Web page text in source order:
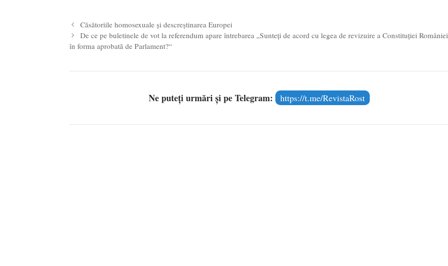
Căsătoriile homosexuale și descreștinarea Europei
De ce pe buletinele de vot la referendum apare întrebarea „Sunteţi de acord cu legea de revizuire a Constituţiei României
în forma aprobată de Parlament?“
Ne puteți urmări și pe Telegram: https://t.me/RevistaRost